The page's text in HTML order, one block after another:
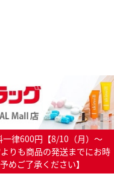
律600円【8/10（月）～
りも商品の発送までにお時
めご了承ください】